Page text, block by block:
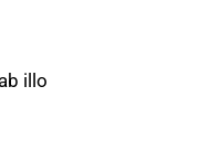
illo